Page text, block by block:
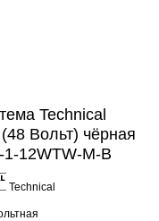
Technical
Вольт) чёрная
12WTW-M-B
Technical